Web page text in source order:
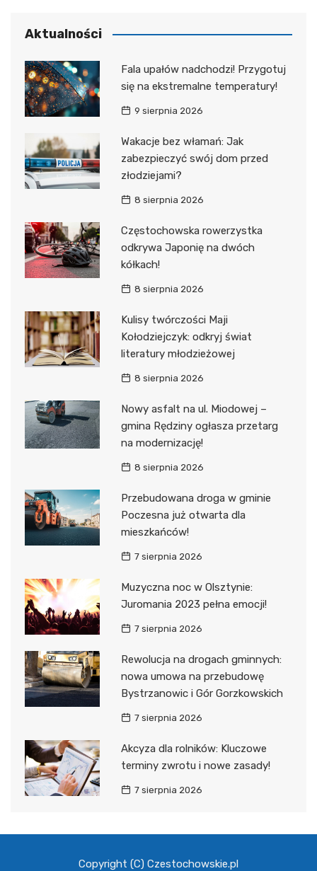
Aktualności
Fala upałów nadchodzi! Przygotuj
się na ekstremalne temperatury!
9 sierpnia 2026
Wakacje bez włamań: Jak
zabezpieczyć swój dom przed
złodziejami?
8 sierpnia 2026
Częstochowska rowerzystka
odkrywa Japonię na dwóch
kółkach!
8 sierpnia 2026
Kulisy twórczości Maji
Kołodziejczyk: odkryj świat
literatury młodzieżowej
8 sierpnia 2026
Nowy asfalt na ul. Miodowej –
gmina Rędziny ogłasza przetarg
na modernizację!
8 sierpnia 2026
Przebudowana droga w gminie
Poczesna już otwarta dla
mieszkańców!
7 sierpnia 2026
Muzyczna noc w Olsztynie:
Juromania 2023 pełna emocji!
7 sierpnia 2026
Rewolucja na drogach gminnych:
nowa umowa na przebudowę
Bystrzanowic i Gór Gorzkowskich
7 sierpnia 2026
Akcyza dla rolników: Kluczowe
terminy zwrotu i nowe zasady!
7 sierpnia 2026
Copyright (C) Czestochowskie.pl